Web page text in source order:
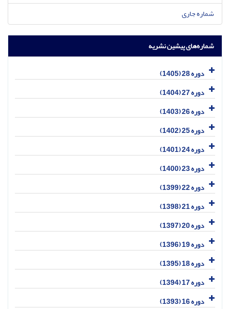
شماره جاری
شماره‌های پیشین نشریه
دوره 28 (1405)
دوره 27 (1404)
دوره 26 (1403)
دوره 25 (1402)
دوره 24 (1401)
دوره 23 (1400)
دوره 22 (1399)
دوره 21 (1398)
دوره 20 (1397)
دوره 19 (1396)
دوره 18 (1395)
دوره 17 (1394)
دوره 16 (1393)